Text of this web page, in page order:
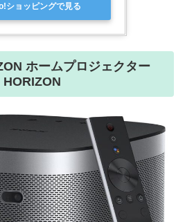
ショッピングで見る
ホームプロジェクター
HORIZON